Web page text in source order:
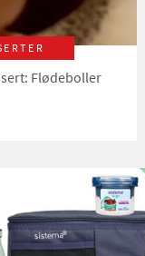
Flødeboller